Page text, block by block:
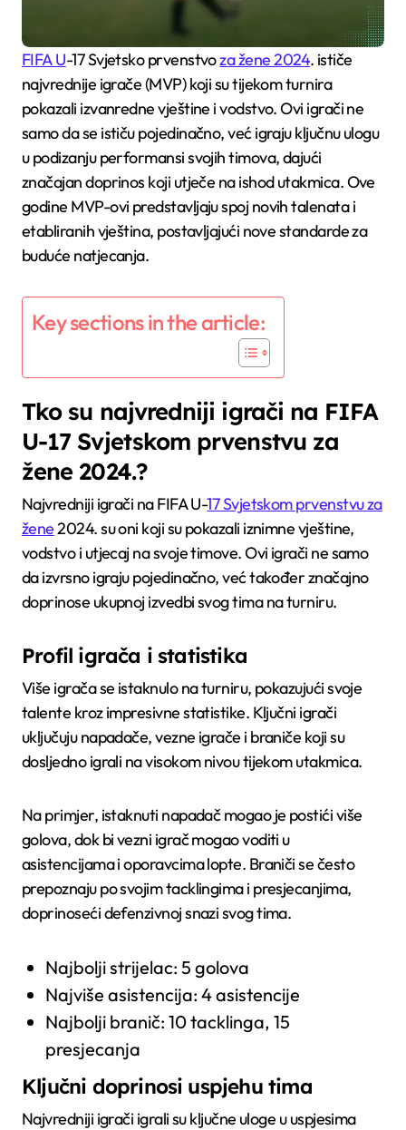
FIFA U-17 Svjetsko prvenstvoza žene 2024. ističe
najvrednije igrače (MVP) koji su tijekom turnira
pokazali izvanredne vještine i vodstvo. Ovi igrači ne
samo da se ističu pojedinačno, već igraju ključnu ulogu
u podizanju performansi svojih timova, dajući
značajan doprinos koji utječe na ishod utakmica. Ove
godine MVP-ovi predstavljaju spoj novih talenata i
etabliranih vještina, postavljajući nove standarde za
buduće natjecanja.
Key sections in the article:
Tko su najvredniji igrači na FIFA
U-17 Svjetskom prvenstvu za
žene 2024.?
Najvredniji igrači na FIFA U-17 Svjetskom prvenstvu za
žene2024. su oni koji su pokazali iznimne vještine,
vodstvo i utjecaj na svoje timove. Ovi igrači ne samo
da izvrsno igraju pojedinačno, već također značajno
doprinose ukupnoj izvedbi svog tima na turniru.
Profil igrača i statistika
Više igrača se istaknulo na turniru, pokazujući svoje
talente kroz impresivne statistike. Ključni igrači
uključuju napadače, vezne igrače i braniče koji su
dosljedno igrali na visokom nivou tijekom utakmica.
Na primjer, istaknuti napadač mogao je postići više
golova, dok bi vezni igrač mogao voditi u
asistencijama i oporavcima lopte. Braniči se često
prepoznaju po svojim tacklingima i presjecanjima,
doprinoseći defenzivnoj snazi svog tima.
Najbolji strijelac: 5 golova
Najviše asistencija: 4 asistencije
Najbolji branič: 10 tacklinga, 15
presjecanja
Ključni doprinosi uspjehu tima
Najvredniji igrači igrali su ključne uloge u uspjesima